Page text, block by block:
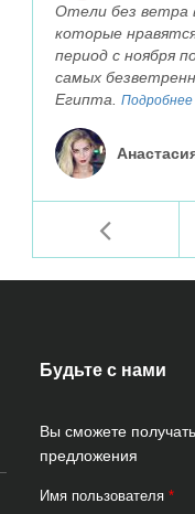
Отели без ветра
которые
период с ноября
самых
Египта. Подробнее
Будьте с нами
Вы сможете
предложения
Имя пользователя *